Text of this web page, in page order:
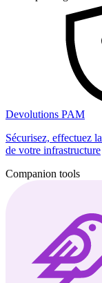
Devolutions PAM
Sécurisez, effectuez
de votre infrastructure
Companion tools